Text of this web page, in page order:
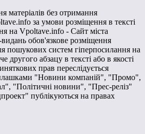
матеріалів без отримання
за умови розміщення в тексті
на Vpoltave.info - Сайт міста
обов'язкове розміщення
пошукових систем гіперпосилання на
другого абзацу в тексті або в якості
прав переслідується
"Новини компаній", "Промо",
"Політичні новини", "Прес-реліз"
публікуються на правах